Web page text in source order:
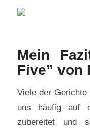
Mein
Five” von
Viele der
uns häufig auf
zubereitet und